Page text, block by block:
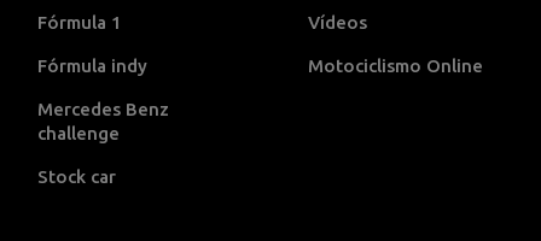
Fórmula 1
Fórmula indy
Mercedes Benz
challenge
Stock car
Vídeos
Motociclismo Online